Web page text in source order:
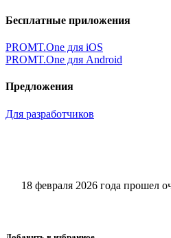
Бесплатные приложения
PROMT.One для iOS
PROMT.One для Android
Предложения
Для разработчиков
18 февраля 2026 года прошел